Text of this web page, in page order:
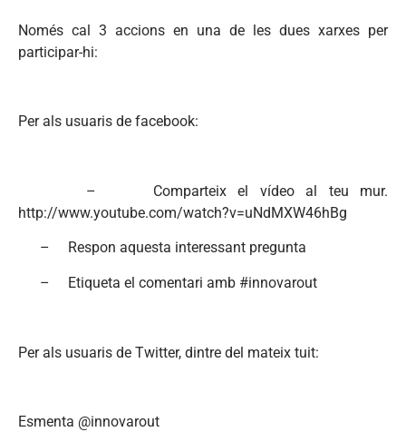
Només cal 3 accions en una de les dues xarxes per
participar-hi:
Per als usuaris de facebook:
– Comparteix el vídeo al teu mur.
http://www.youtube.com/watch?v=uNdMXW46hBg
– Respon aquesta interessant pregunta
– Etiqueta el comentari amb #innovarout
Per als usuaris de Twitter, dintre del mateix tuit:
Esmenta @innovarout